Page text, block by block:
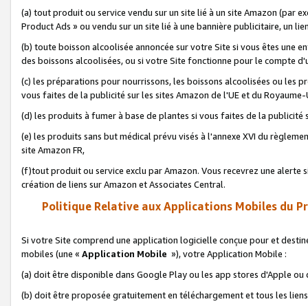
(a) tout produit ou service vendu sur un site lié à un site Amazon (par
Product Ads » ou vendu sur un site lié à une bannière publicitaire, un
(b) toute boisson alcoolisée annoncée sur votre Site si vous êtes une
des boissons alcoolisées, ou si votre Site fonctionne pour le compte
(c) les préparations pour nourrissons, les boissons alcoolisées ou les
vous faites de la publicité sur les sites Amazon de l'UE et du Royaume-
(d) les produits à fumer à base de plantes si vous faites de la publicité
(e) les produits sans but médical prévu visés à l'annexe XVI du
site Amazon FR,
(f)tout produit ou service exclu par Amazon. Vous recevrez une alerte
création de liens sur Amazon et Associates Central.
Politique Relative aux Applications Mobiles du
Si votre Site comprend une application logicielle conçue pour et
mobiles (une « Application Mobile »), votre Application Mobile :
(a) doit être disponible dans Google Play ou les app stores d'Apple ou
(b) doit être proposée gratuitement en téléchargement et tous les